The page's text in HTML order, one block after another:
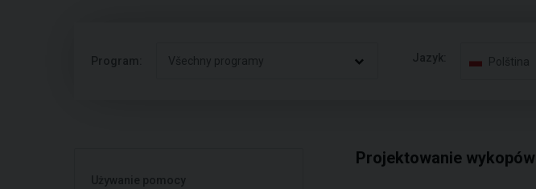
Program: Všechny programy Jazyk: Polština
Używanie pomocy
Projektowanie wykopów